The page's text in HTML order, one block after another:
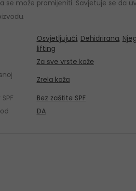
se može promijeniti. Savjetuje se da
Osvjetljujući, Dehidrirana,
lifting
Za sve vrste kože
Zrela koža
Bez zaštite SPF
DA